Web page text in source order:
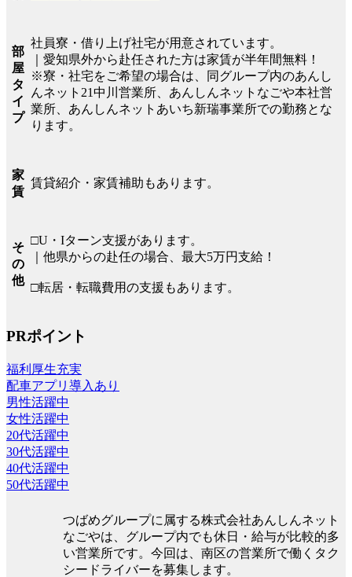
部
屋
タ
イ
プ
社員寮・借り上げ社宅が用意されています。
｜愛知県外から赴任された方は家賃が半年間無料！
※寮・社宅をご希望の場合は、同グループ内のあんし
んネット21中川営業所、あんしんネットなごや本社営
業所、あんしんネットあいち新瑞事業所での勤務とな
ります。
家
賃
賃貸紹介・家賃補助もあります。
そ
の
他
□U・Iターン支援があります。
｜他県からの赴任の場合、最大5万円支給！
□転居・転職費用の支援もあります。
PRポイント
福利厚生充実
配車アプリ導入あり
男性活躍中
女性活躍中
20代活躍中
30代活躍中
40代活躍中
50代活躍中
つばめグループに属する株式会社あんしんネット
なごやは、グループ内でも休日・給与が比較的多
い営業所です。今回は、南区の営業所で働くタク
シードライバーを募集します。